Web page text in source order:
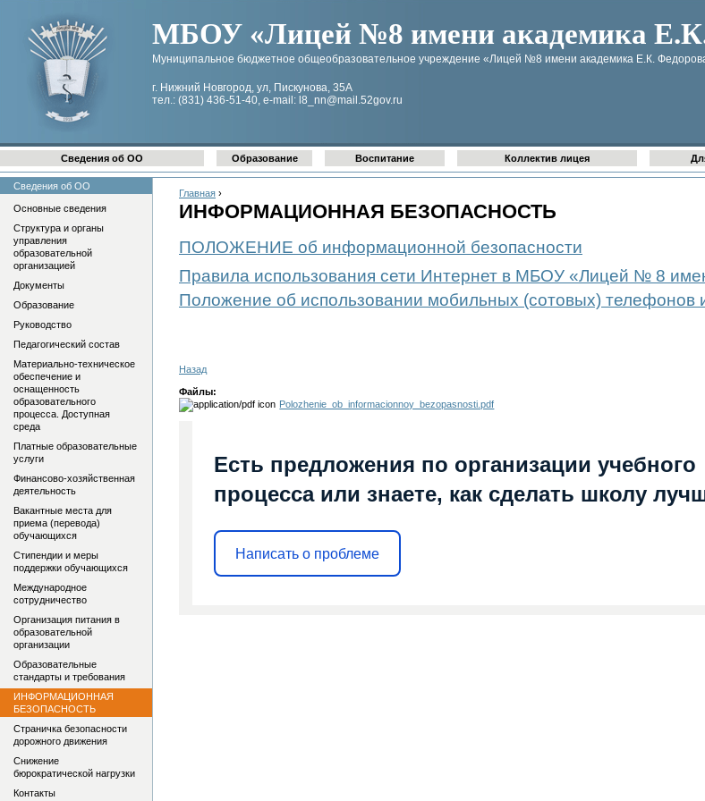
МБОУ «Лицей №8 имени академика
Муниципальное бюджетное общеобразовательное учреждение «Лицей №8 имени академика Е.К.
г. Нижний Новгород, ул, Пискунова, 35А
тел.: (831) 436-51-40, e-mail: l8_nn@mail.52gov.ru
Главная ›
ИНФОРМАЦИОННАЯ БЕЗОПАСНОСТЬ
ПОЛОЖЕНИЕ об информационной безопасности
Правила использования сети Интернет в МБОУ «Лицей № 8
Положение об использовании мобильных (сотовых) телефонов
Назад
Файлы:
Polozhenie_ob_informacionnoy_bezopasnosti.pdf
Есть предложения по организации учебного
процесса или знаете, как сделать школу
Написать о проблеме
Сведения об ОО Образование Воспитание Коллектив лицея
Сведения об ОО
Основные сведения
Структура и органы
управления
образовательной
организацией
Документы
Образование
Руководство
Педагогический состав
Материально-техническое
обеспечение и
оснащенность
образовательного
процесса. Доступная
среда
Платные образовательные
услуги
Финансово-хозяйственная
деятельность
Вакантные места для
приема (перевода)
обучающихся
Стипендии и меры
поддержки обучающихся
Международное
сотрудничество
Организация питания в
образовательной
организации
Образовательные
стандарты и требования
ИНФОРМАЦИОННАЯ
БЕЗОПАСНОСТЬ
Страничка безопасности
дорожного движения
Снижение
бюрократической нагрузки
Контакты